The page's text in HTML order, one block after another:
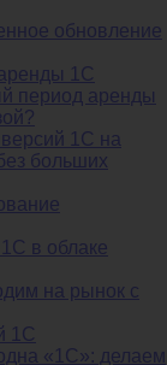
обновление
1С
период аренды
1С на
больших
в облаке
на рынок с
1С
«1С»: делаем